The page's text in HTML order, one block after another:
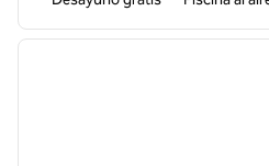
1 de 12